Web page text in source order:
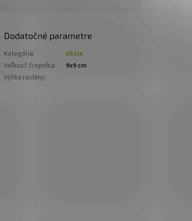
Dodatočné parametre
Kategória:
Akcie
Veľkosť črepníka:
9x9 cm
Výška rastliny: